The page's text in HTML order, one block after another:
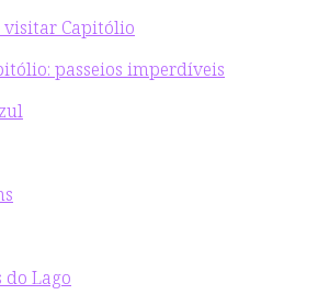
visitar Capitólio
passeios imperdíveis
do Lago